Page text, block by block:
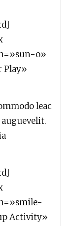
o»
Play»
leac
auguevelit.
Activity»